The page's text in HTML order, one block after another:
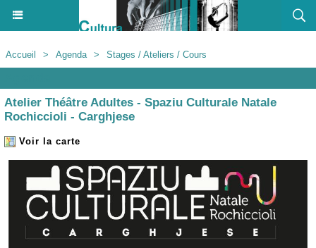
Accueil > Agenda > Stages / Ateliers / Cours
Atelier Théâtre Adultes - Spaziu Culturale Natale
Rochiccioli - Carghjese
Voir la carte